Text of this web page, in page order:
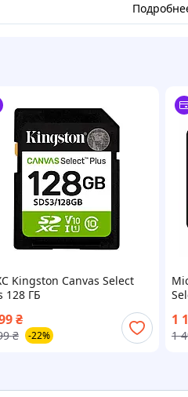
Kingston Canvas Select
128 ГБ
₴
₴ -22%
1
1